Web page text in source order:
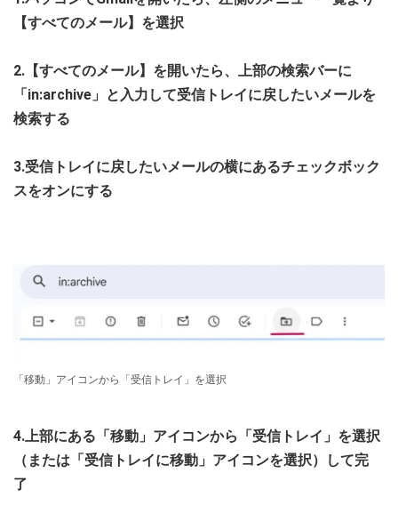
【すべてのメール】を選択
2.【すべてのメール】を開いたら、上部の検索バーに
「in:archive」と入力して受信トレイに戻したいメールを
検索する
3.受信トレイに戻したいメールの横にあるチェックボック
スをオンにする
「移動」アイコンから「受信トレイ」を選択
4.上部にある「移動」アイコンから「受信トレイ」を選択
（または「受信トレイに移動」アイコンを選択）して完
了